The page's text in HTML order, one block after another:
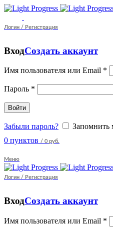
Логин / Регистрация
ВходСоздать аккаунт
Имя пользователя или Email *
Пароль *
Войти
Забыли пароль?
Запомнить
0 пунктов / 0 руб.
Меню
Логин / Регистрация
ВходСоздать аккаунт
Имя пользователя или Email *